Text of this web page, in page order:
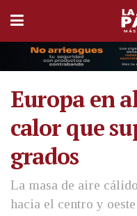
Europa en
calor que
grados
La masa de aire
hacia el centro y